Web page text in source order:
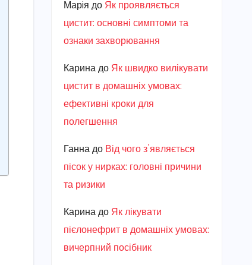
Марiя до Як проявляється
цистит: основні симптоми та
ознаки захворювання
Каринадо Як швидко вилікувати
цистит в домашніх умовах:
ефективні кроки для
полегшення
Ганнадо Від чого з’являється
пісок у нирках: головні причини
та ризики
Каринадо Як лікувати
пієлонефрит в домашніх умовах:
вичерпний посібник